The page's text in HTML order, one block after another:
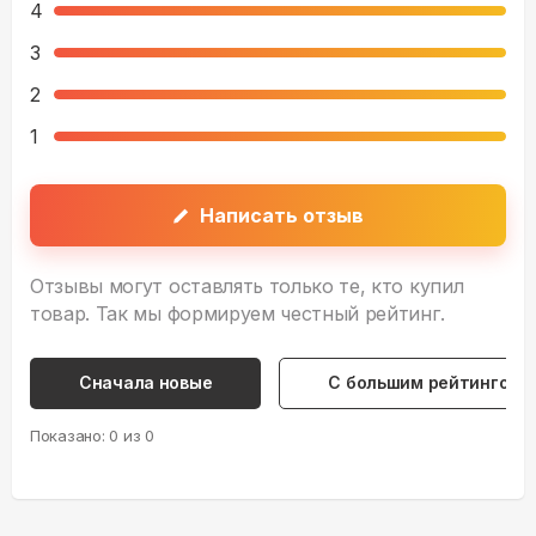
4
3
2
1
Написать отзыв
Отзывы могут оставлять только те, кто купил
товар. Так мы формируем честный рейтинг.
Сначала новые С большим рейтингом
Показано: 0 из 0